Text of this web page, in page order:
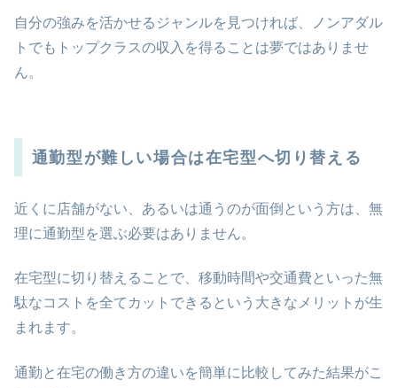
自分の強みを活かせるジャンルを見つければ、ノンアダル
トでもトップクラスの収入を得ることは夢ではありませ
ん。
通勤型が難しい場合は在宅型へ切り替える
近くに店舗がない、あるいは通うのが面倒という方は、無
理に通勤型を選ぶ必要はありません。
在宅型に切り替えることで、移動時間や交通費といった無
駄なコストを全てカットできるという大きなメリットが生
まれます。
通勤と在宅の働き方の違いを簡単に比較してみた結果がこ